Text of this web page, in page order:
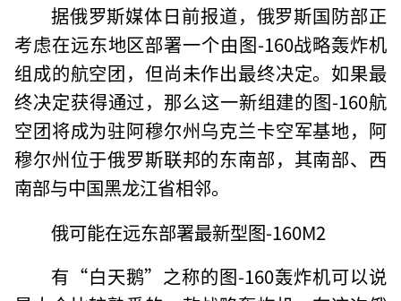
据俄罗斯媒体日前报道，俄罗斯国防部正
考虑在远东地区部署一个由图-160战略轰炸机
组成的航空团，但尚未作出最终决定。如果最
终决定获得通过，那么这一新组建的图-160航
空团将成为驻阿穆尔州乌克兰卡空军基地，阿
穆尔州位于俄罗斯联邦的东南部，其南部、西
南部与中国黑龙江省相邻。
俄可能在远东部署最新型图-160M2
有“白天鹅”之称的图-160轰炸机可以说